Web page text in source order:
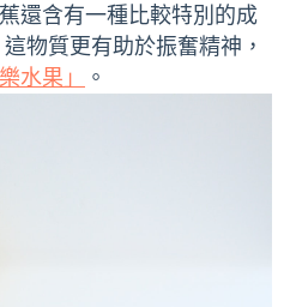
還含有一種比較特別的成
物質更有助於振奮精神，
水果」 。